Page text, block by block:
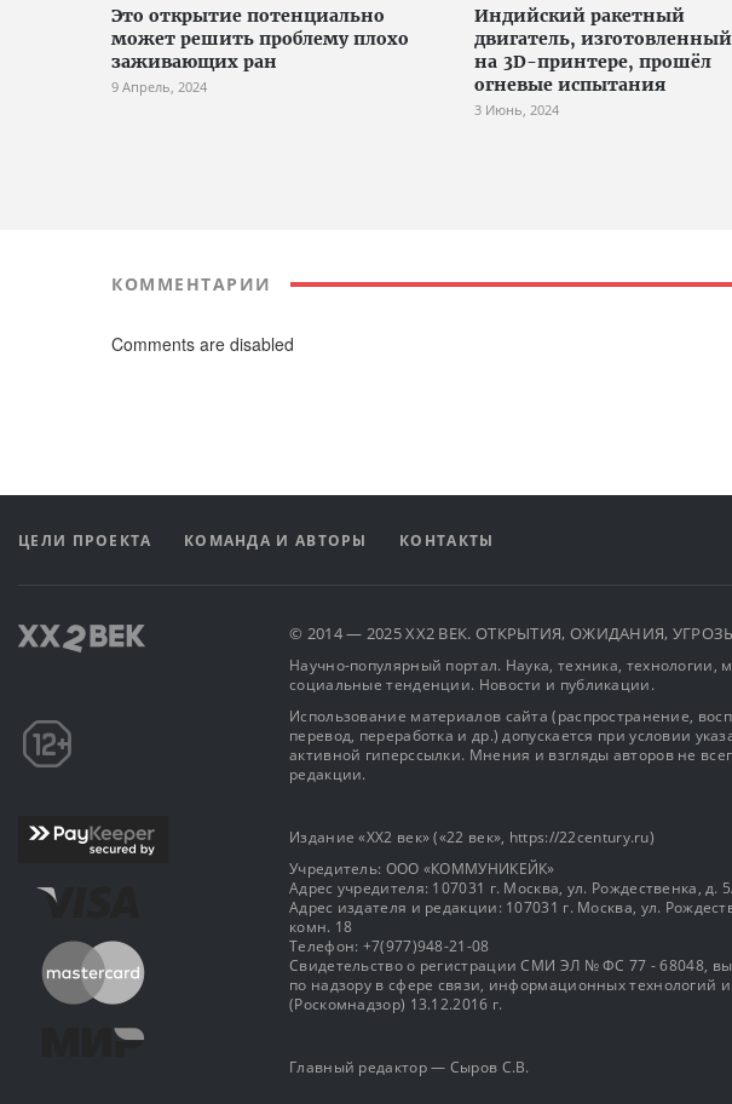
Это открытие потенциально
может решить проблему плохо
заживающих ран
9 Апрель, 2024
Индийский ракетный
двигатель, изготовленный
на 3D-принтере, прошёл
огневые испытания
3 Июнь, 2024
КОММЕНТАРИИ
Comments are disabled
ЦЕЛИ ПРОЕКТА КОМАНДА И АВТОРЫ КОНТАКТЫ
© 2014 — 2025 XX2 ВЕК. ОТКРЫТИЯ, ОЖИДАНИЯ,
Научно-популярный портал. Наука, техника, технологии,
социальные тенденции. Новости и публикации.
Использование материалов сайта (распространение,
перевод, переработка и др.) допускается при условии
активной гиперссылки. Мнения и взгляды авторов не
редакции.
Издание «XX2 век» («22 век», https://22century.ru)
Учредитель: OOO «КОММУНИКЕЙК»
Адрес учредителя: 107031 г. Москва, ул. Рождественка, д.
Адрес издателя и редакции: 107031 г. Москва, ул.
комн. 18
Телефон: +7(977)948-21-08
Свидетельство о регистрации СМИ ЭЛ № ФС 77 - 68048,
по надзору в сфере связи, информационных технологий
(Роскомнадзор) 13.12.2016 г.
Главный редактор — Сыров С.В.